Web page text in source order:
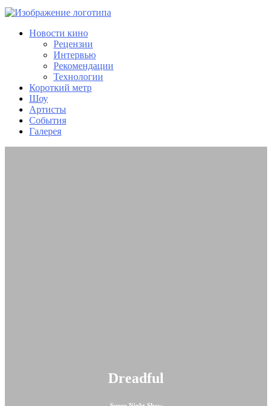
Новости кино
Рецензии
Интервью
Рекомендации
Технологии
Короткий метр
Шоу
Артисты
События
Галерея
Dreadful